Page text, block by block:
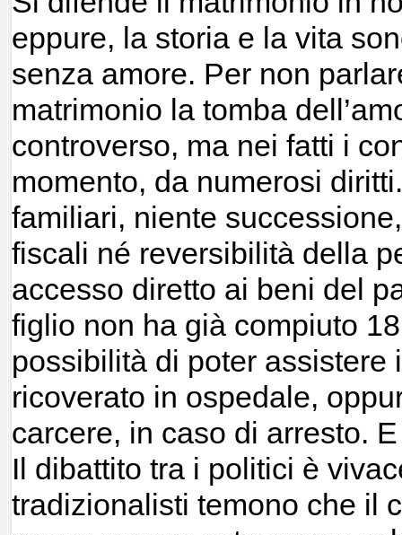
eppure, la storia e la vita
senza amore. Per non
matrimonio la tomba dell’
controverso, ma nei fatti i
momento, da numerosi
familiari, niente
fiscali né reversibilità della
accesso diretto ai beni del
figlio non ha già compiuto
possibilità di poter assistere
ricoverato in ospedale,
carcere, in caso di arresto.
Il dibattito tra i politici è
tradizionalisti temono che il